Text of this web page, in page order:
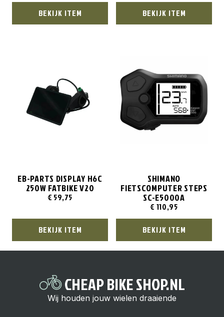
BEKIJK ITEM BEKIJK ITEM
EB-PARTS DISPLAY H6C
250W FATBIKE V20
€ 59,75
BEKIJK ITEM
SHIMANO
FIETSCOMPUTER STEPS
SC-E5000A
€ 110,95
BEKIJK ITEM
CHEAP BIKE SHOP.NL
Wij houden jouw wielen draaiende